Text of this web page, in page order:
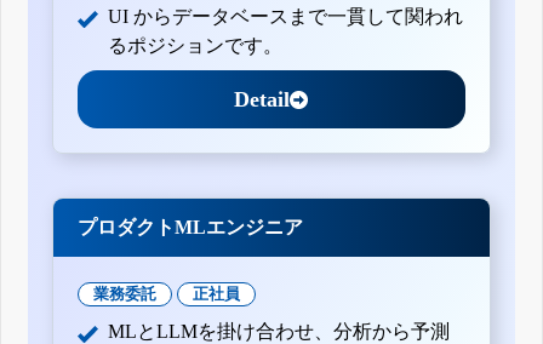
UI からデータベースまで一貫して関われ
るポジションです。
Detail
プロダクトMLエンジニア
業務委託 正社員
MLとLLMを掛け合わせ、分析から予測